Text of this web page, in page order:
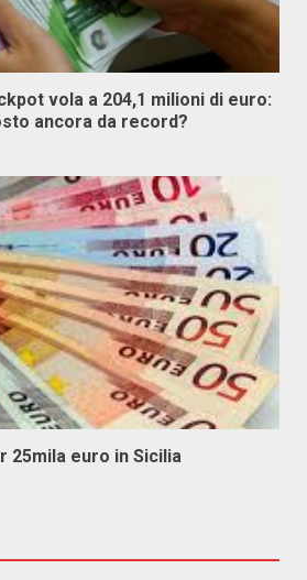
vola a 204,1 milioni di euro:
ancora da record?
25mila euro in Sicilia